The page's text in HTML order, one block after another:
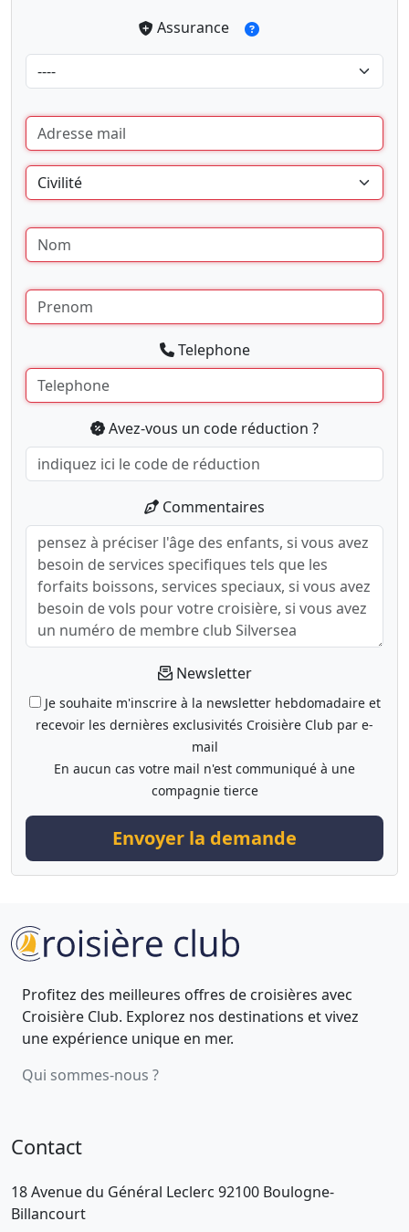
Assurance
Telephone
Avez-vous un code réduction ?
Commentaires
Newsletter
Je souhaite m'inscrire à la newsletter hebdomadaire et
recevoir les dernières exclusivités Croisière Club par e-
mail
En aucun cas votre mail n'est communiqué à une
compagnie tierce
Envoyer la demande
Profitez des meilleures offres de croisières avec
Croisière Club. Explorez nos destinations et vivez
une expérience unique en mer.
Qui sommes-nous ?
Contact
18 Avenue du Général Leclerc 92100 Boulogne-
Billancourt